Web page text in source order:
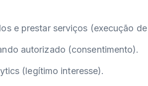
e prestar serviços (execução
autorizado (consentimento).
(legítimo interesse).